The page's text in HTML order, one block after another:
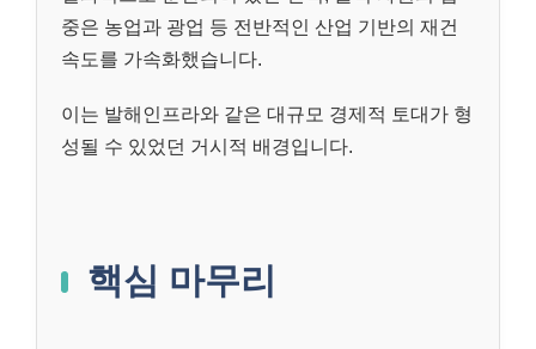
중은 농업과 광업 등 전반적인 산업 기반의 재건
속도를 가속화했습니다.
이는 발해인프라와 같은 대규모 경제적 토대가 형
성될 수 있었던 거시적 배경입니다.
핵심 마무리